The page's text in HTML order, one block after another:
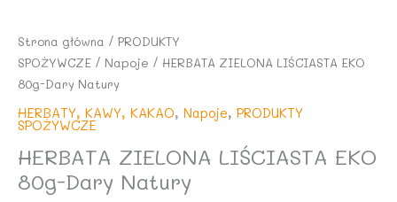
Strona główna / PRODUKTY
SPOŻYWCZE / Napoje / HERBATA ZIELONA LIŚCIASTA EKO
80g-Dary Natury
HERBATY, KAWY, KAKAO, Napoje, PRODUKTY
SPOŻYWCZE
HERBATA ZIELONA LIŚCIASTA EKO
80g-Dary Natury